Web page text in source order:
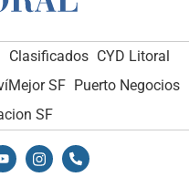
Clasificados CYD Litoral
SF Puerto Negocios
SF